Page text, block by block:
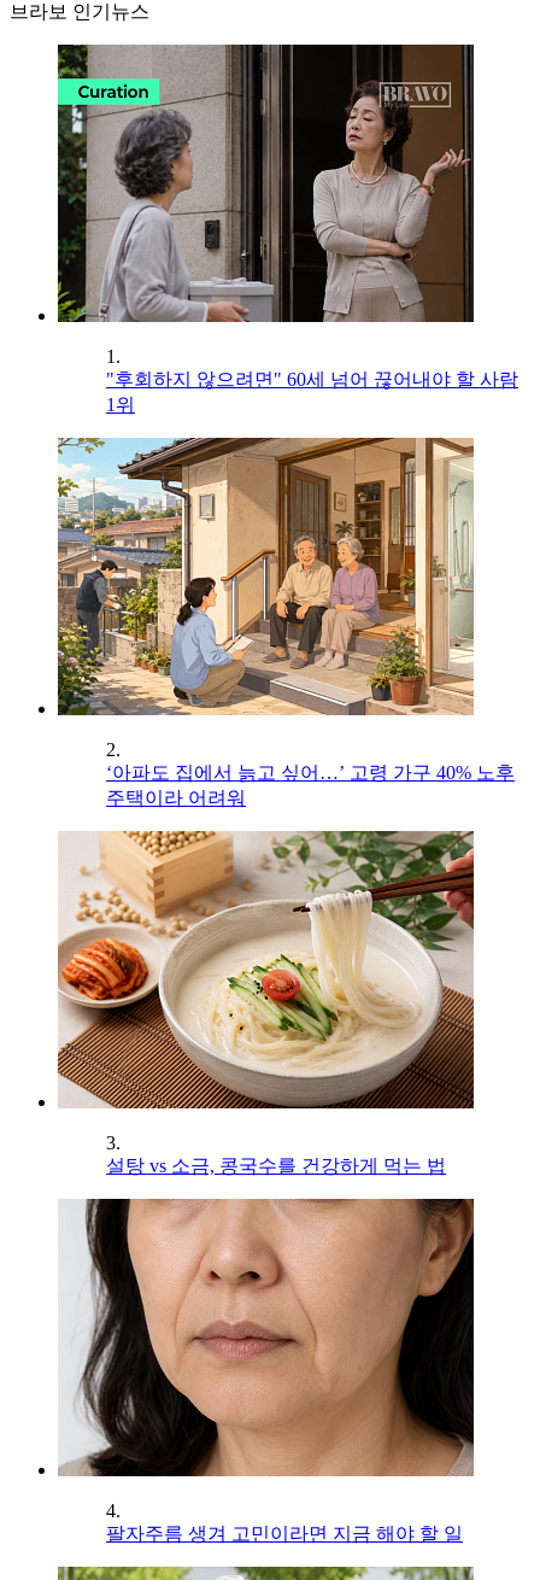
브라보 인기뉴스
1.
"후회하지 않으려면" 60세 넘어 끊어내야 할 사람
1위
2.
‘아파도 집에서 늙고 싶어…’ 고령 가구 40% 노후
주택이라 어려워
3.
설탕 vs 소금, 콩국수를 건강하게 먹는 법
4.
팔자주름 생겨 고민이라면 지금 해야 할 일